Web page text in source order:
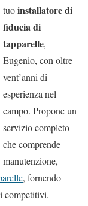
tuoinstallatore di
fiducia di
tapparelle,
Eugenio, con oltre
vent’anni di
esperienza nel
campo. Propone un
servizio completo
che comprende
manutenzione,
, fornendo
competitivi.